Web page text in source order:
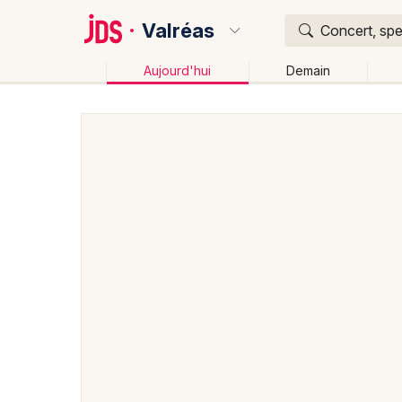
Valréas Concert,
Aujourd'hui Demain